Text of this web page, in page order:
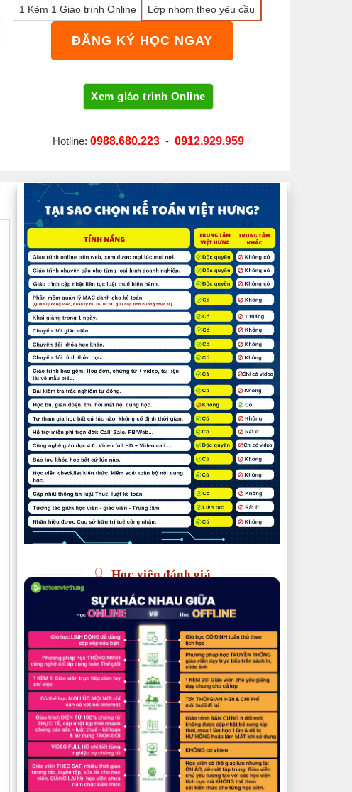
1 Kèm 1 Giáo trình Online Lớp nhóm theo yêu cầu
ĐĂNG KÝ HỌC NGAY
Hotline: 0988.680.223 - 0912.929.959
Học viên đánh giá